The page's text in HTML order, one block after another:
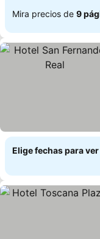
Mira precios de 9
Elige fechas para